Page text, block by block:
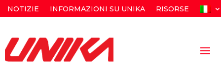
NOTIZIE INFORMAZIONI SU UNIKA RISORSE